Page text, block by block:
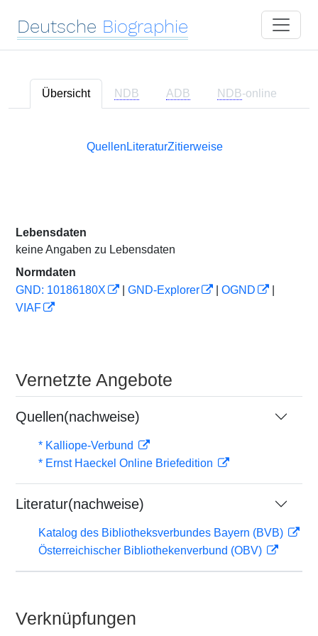
Deutsche Biographie
Übersicht NDB ADB NDB-online
Quellen LiteraturZitierweise
Lebensdaten
keine Angaben zu Lebensdaten
Normdaten
GND: 10186180X
GND-Explorer OGND
VIAF
Vernetzte Angebote
Quellen(nachweise)
* Kalliope-Verbund
* Ernst Haeckel Online Briefedition
Literatur(nachweise)
Katalog des Bibliotheksverbundes Bayern (BVB)
Österreichischer Bibliothekenverbund (OBV)
Verknüpfungen